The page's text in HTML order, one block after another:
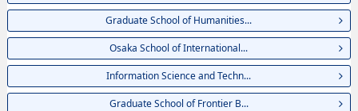
Graduate School of Humanities...
Osaka School of International...
Information Science and Techn...
Graduate School of Frontier B...